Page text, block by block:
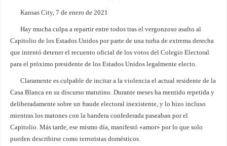
Kansas City, 7 de enero de 2021
Hay mucha culpa a repartir entre todos tras el vergonzoso asalto al
Capitolio de los Estados Unidos por parte de una turba de extrema derecha
que intentó detener el recuento oficial de los votos del Colegio Electoral
para el próximo presidente de los Estados Unidos legalmente electo.
Claramente es culpable de incitar a la violencia el actual residente de la
Casa Blanca en su discurso matutino. Durante meses ha mentido repetida y
deliberadamente sobre un fraude electoral inexistente, y lo hizo incluso
mientras los matones con la bandera confederada paseaban por el
Capitolio. Más tarde, ese mismo día, manifestó «amor» por lo que solo
pueden describirse como terroristas domésticos.